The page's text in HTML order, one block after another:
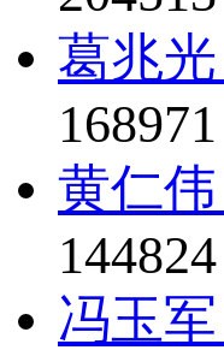
葛兆
168971
黄仁
144824
冯玉